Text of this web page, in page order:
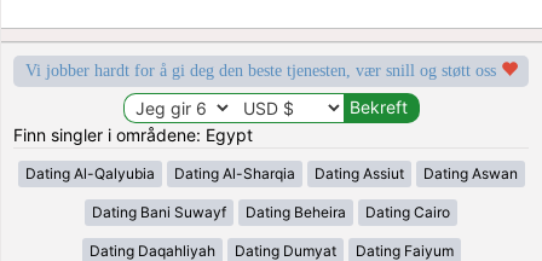
Vi jobber hardt for å gi deg den beste tjenesten, vær snill og støtt oss
Finn singler i områdene: Egypt
Dating Al-Qalyubia Dating Al-Sharqia Dating Assiut Dating Aswan
Dating Bani Suwayf Dating Beheira Dating Cairo
Dating Daqahliyah Dating Dumyat Dating Faiyum